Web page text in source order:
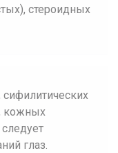
стероидных
кожных
глаз.